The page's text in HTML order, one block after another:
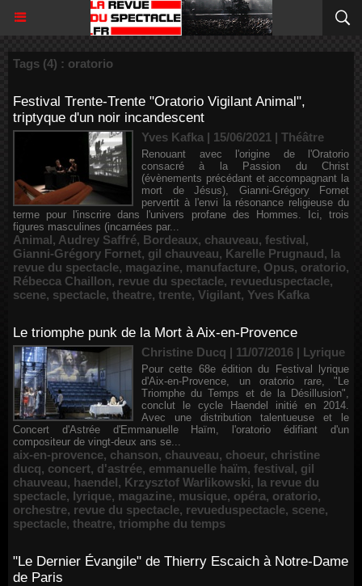
Tags (4) : oratorio
Festival Trente-Trente "Oratorio Vigilant Animal",
triptyque d'un noir incandescent
Yves Kafka | 15/06/2021 | Théâtre
Renouant avec l'origine de l'Oratorio
consacré à la Passion du Christ
(évènements précédant et accompagnant la
mort de Jésus), Gianni-Grégory Fornet
pervertit à l'envi la résonance religieuse du
terme pour l'inscrire dans l'univers profane des Hommes. Ici, trois
figures masculines (incarnées par...
Animal, Audrey Saffré, Bordeaux, chauveau, festival,
Gianni-Grégory Fornet, gil chauveau, Karelle Prugnaud, la
revue du spectacle, magazine, manufacture, Opus, oratorio,
Rébecca Chaillon, revue du spectacle, revueduspectacle,
scene, spectacle, theatre, trente, Vigilant, Yves Kafka
Le triomphe punk de la Mort à Aix-en-Provence
Christine Ducq | 11/07/2016 | Lyrique
Pour cette 68e édition du Festival lyrique
d'Aix-en-Provence, un oratorio rare, "Le
Triomphe du Temps et de la Désillusion",
conclut le cycle Haendel initié en 2014.
Avec une distribution talentueuse et le
Concert d'Astrée d'Emmanuelle Haïm, l'oratorio édifiant d'un
compositeur de vingt-deux ans se...
aix-en-provence, chanson, chauveau, choeur, christine
ducq, concert, d'astrée, emmanuelle haïm, festival, gil
chauveau, haendel, Krzysztof Warlikowski, la revue du
spectacle, lyrique, magazine, musique, opéra, oratorio,
orchestre, revue du spectacle, revueduspectacle, scene,
spectacle, theatre, triomphe du temps
"Le Dernier Évangile" de Thierry Escaich à Notre-Dame
de Paris